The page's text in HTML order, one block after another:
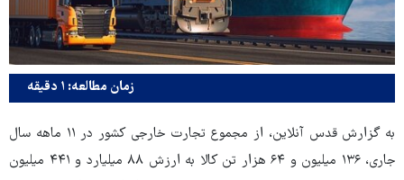
زمان مطالعه: ۱ دقیقه
به گزارش قدس آنلاین، از مجموع تجارت خارجی کشور در ۱۱ ماهه سال
جاری، ۱۳۶ میلیون و ۶۴ هزار تن کالا به ارزش ۸۸ میلیارد و ۴۴۱ میلیون